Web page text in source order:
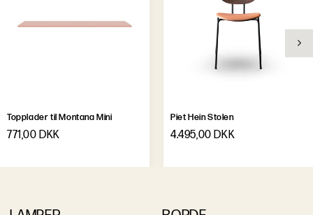
Topplader til Montana Mini
771,00 DKK
Piet Hein Stolen
4.495,00 DKK